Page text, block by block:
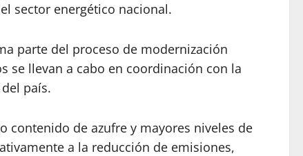
sector energético nacional.
parte del proceso de modernización
se llevan a cabo en coordinación con la
país.
contenido de azufre y mayores niveles de
a la reducción de emisiones,